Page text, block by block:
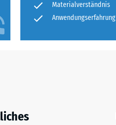
Materialverständnis
Anwendungserfahrung